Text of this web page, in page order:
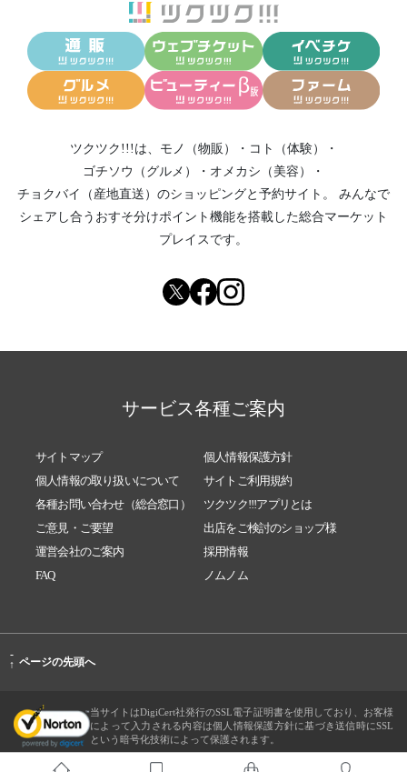
ツクツク!!!は、 モノ（物販） ・ コト（体験）
・
ゴチソウ（グルメ）
・ オメカシ（美容）
・
チョクバイ（産地直送） のショッピングと予約サイト。
みんなで
シェアし合う おすそ分けポイント機能を搭載した総合マーケット
プレイスです。
サービス各種ご案内
サイトマップ
個人情報保護方針
個人情報の取り扱いについて
サイトご利用規約
各種お問い合わせ（総合窓口）
ツクツク!!!アプリとは
ご意見・ご要望
出店をご検討のショップ様
運営会社のご案内
採用情報
FAQ
ノムノム
-
↑ ページの先頭へ
当サイトはDigiCert社発行のSSL電子証明書を使用しており、お客様
によって入力される内容は個人情報保護方針に基づき送信時にSSL
という暗号化技術によって保護されます。